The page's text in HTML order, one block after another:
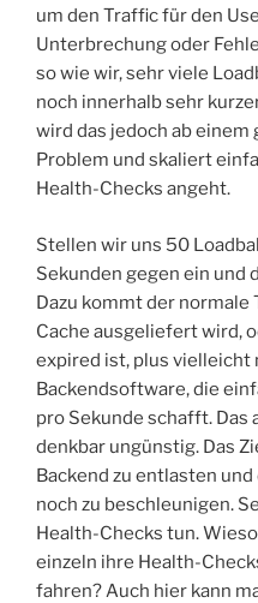
um den Traffic für den
Unterbrechung oder
so wie wir, sehr viele
noch innerhalb sehr
wird das jedoch ab einem
Problem und skaliert
Health-Checks angeht.
Stellen wir uns 50
Sekunden gegen ein und
Dazu kommt der normale
Cache ausgeliefert wird,
expired ist, plus vielleicht
Backendsoftware, die
pro Sekunde schafft. Das
denkbar ungünstig. Das
Backend zu entlasten
noch zu beschleunigen.
Health-Checks tun.
einzeln ihre Health-
fahren? Auch hier kann